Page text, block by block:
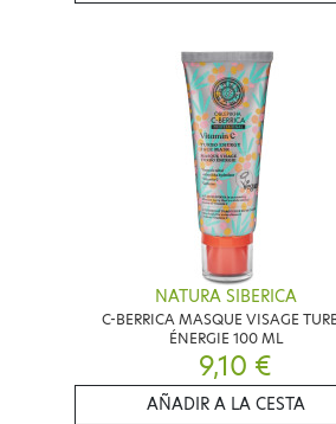
NATURA SIBERICA
C-BERRICA MASQUE VISAGE
ÉNERGIE 100 ML
9,10 €
AÑADIR A LA CESTA